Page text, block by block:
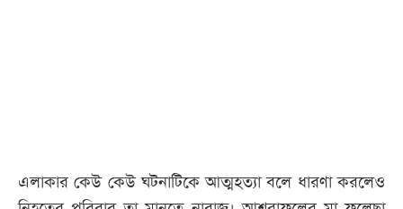
এলাকার কেউ কেউ ঘটনাটিকে আত্মহত্যা বলে ধারণা করলেও